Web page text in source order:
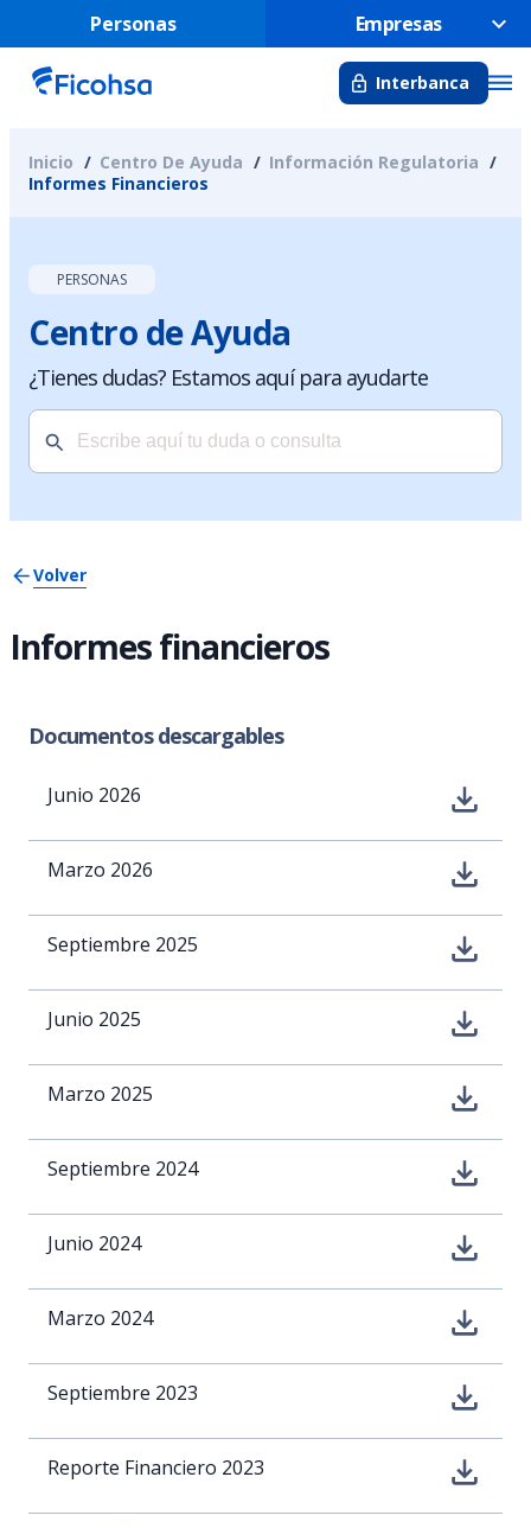
Personas Empresas
Interbanca
Inicio Centro De Ayuda
Información Regulatoria
Informes Financieros
PERSONAS
Centro de Ayuda
¿Tienes dudas? Estamos aquí para ayudarte
Volver
Informes financieros
Documentos descargables
Junio 2026
Marzo 2026
Septiembre 2025
Junio 2025
Marzo 2025
Septiembre 2024
Junio 2024
Marzo 2024
Septiembre 2023
Reporte Financiero 2023